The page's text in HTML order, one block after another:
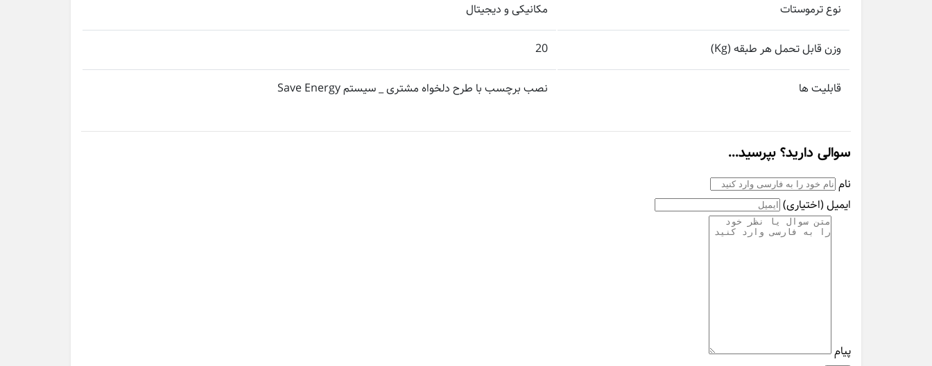
نوع ترموستات مکانیکی و دیجیتال
وزن قابل تحمل هر طبقه (Kg) 20
قابلیت ها نصب برچسب با طرح دلخواه مشتری _ سیستم Save Energy
سوالی دارید؟ بپرسید...
نام
ایمیل (اختیاری)
پیام